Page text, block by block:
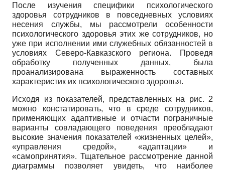
После изучения специфики психологического
здоровья сотрудников в повседневных условиях
несения службы, мы рассмотрели особенности
психологического здоровья этих же сотрудников, но
уже при исполнении ими служебных обязанностей в
условиях Северо-Кавказского региона. Проведя
обработку полученных данных, была
проанализирована выраженность составных
характеристик их психологического здоровья.
Исходя из показателей, представленных на рис. 2
можно констатировать, что в среде сотрудников,
применяющих адаптивные и отчасти пограничные
варианты совладающего поведения преобладают
высокие значения показателей «жизненных целей»,
«управления средой», «адаптации» и
«самопринятия». Тщательное рассмотрение данной
диаграммы позволяет увидеть, что наиболее